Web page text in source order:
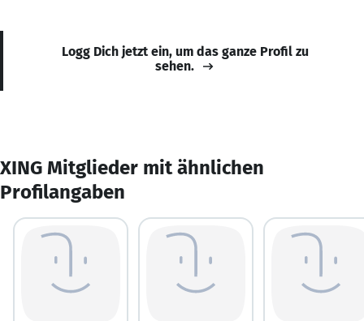
Logg Dich jetzt ein, um das ganze Profil zu
sehen.
XING Mitglieder mit ähnlichen
Profilangaben